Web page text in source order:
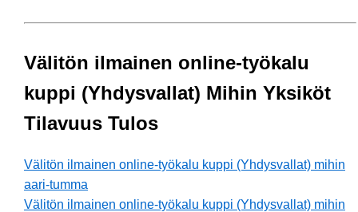
Välitön ilmainen online-työkalu
kuppi (Yhdysvallat) Mihin Yksiköt
Tilavuus Tulos
Välitön ilmainen online-työkalu kuppi (Yhdysvallat) mihin
aari-tumma
Välitön ilmainen online-työkalu kuppi (Yhdysvallat) mihin